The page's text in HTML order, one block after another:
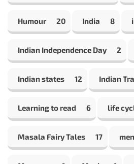
Humour 20 India 8
Indian Independence Day 2
Indian states 12 Indian
Learning to read 6 life
Masala Fairy Tales 17